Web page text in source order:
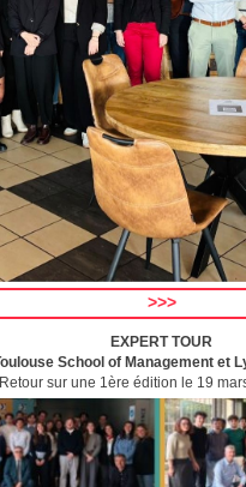
>>>
EXPERT TOUR
School of Management et
Retour sur une 1ère édition le 19